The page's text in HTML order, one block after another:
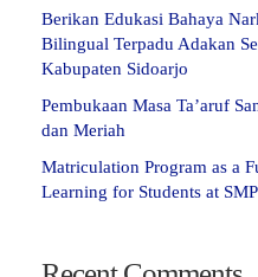
Berikan Edukasi Bahaya
Bilingual Terpadu Adakan
Kabupaten Sidoarjo
Pembukaan Masa Ta’aruf
dan Meriah
Matriculation Program as a
Learning for Students at